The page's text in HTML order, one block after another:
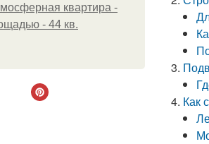
квартира -
- 44 кв.
Как